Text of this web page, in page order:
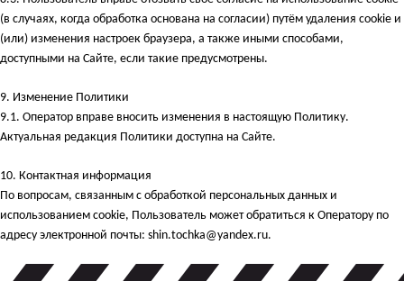
(в случаях, когда обработка основана на согласии) путём удаления cookie и
(или) изменения настроек браузера, а также иными способами,
доступными на Сайте, если такие предусмотрены.
9. Изменение Политики
9.1. Оператор вправе вносить изменения в настоящую Политику.
Актуальная редакция Политики доступна на Сайте.
10. Контактная информация
По вопросам, связанным с обработкой персональных данных и
использованием cookie, Пользователь может обратиться к Оператору по
адресу электронной почты: shin.tochka@yandex.ru.